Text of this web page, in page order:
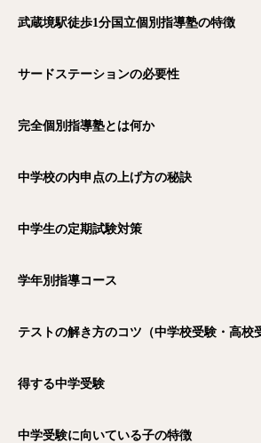
武蔵境駅徒歩1分国立個別指導塾の特徴
サードステーションの必要性
完全個別指導塾とは何か
中学校の内申点の上げ方の秘訣
中学生の定期試験対策
学年別指導コース
テストの解き方のコツ（中学校受験・高校
得する中学受験
中学受験に向いている子の特徴